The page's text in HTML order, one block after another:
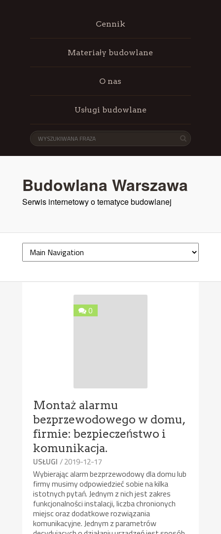
Cennik
Materiały budowlane
O nas
Usługi budowlane
Budowlana Warszawa
Serwis internetowy o tematyce budowlanej
0
Montaż alarmu
bezprzewodowego w domu,
firmie: bezpieczeństwo i
komunikacja.
USŁUGI / 2019-12-17
Wybierając alarm bezprzewodowy dla domu lub
firmy musimy odpowiedzieć sobie na kilka
istotnych pytań. Jednym z nich jest zakres
funkcjonalności instalacji, liczba chronionych
miejsc oraz dodatkowe rozwiązania
komunikacyjne. Jednym z parametrów